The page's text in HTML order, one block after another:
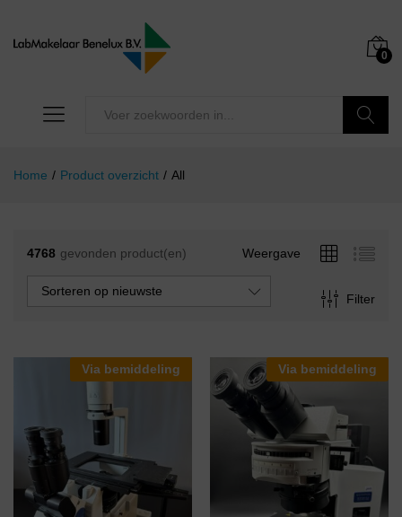
0
Home / Product overzicht / All
4768 gevonden product(en) Weergave
Filter
Sorteren op nieuwste
Via bemiddeling Via bemiddeling